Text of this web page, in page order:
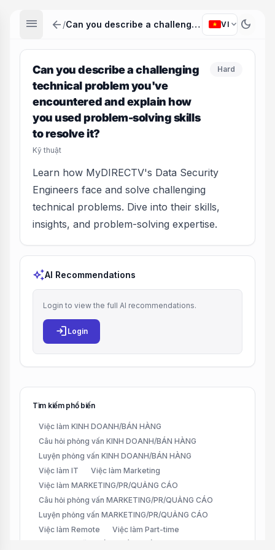
menu arrow_back / Can you describe a challenging technical problem you've encountered and explain how you used problem-solving skills to resolve it? VI expand_more dark_mode
Can you describe a challenging
technical problem you've
encountered and explain how
you used problem-solving skills
to resolve it?
Kỹ thuật
Hard
Learn how MyDIRECTV's Data Security
Engineers face and solve challenging
technical problems. Dive into their skills,
insights, and problem-solving expertise.
auto_awesomeAI Recommendations
Login to view the full AI recommendations.
login Login
Tìm kiếm phổ biến
Việc làm KINH DOANH/BÁN HÀNG
Câu hỏi phỏng vấn KINH DOANH/BÁN HÀNG
Luyện phỏng vấn KINH DOANH/BÁN HÀNG
Việc làm IT
Việc làm Marketing
Việc làm MARKETING/PR/QUẢNG CÁO
Câu hỏi phỏng vấn MARKETING/PR/QUẢNG CÁO
Luyện phỏng vấn MARKETING/PR/QUẢNG CÁO
Việc làm Remote
Việc làm Part-time